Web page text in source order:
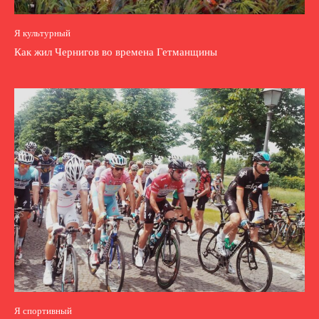
Я культурный
Как жил Чернигов во времена Гетманщины
Я спортивный